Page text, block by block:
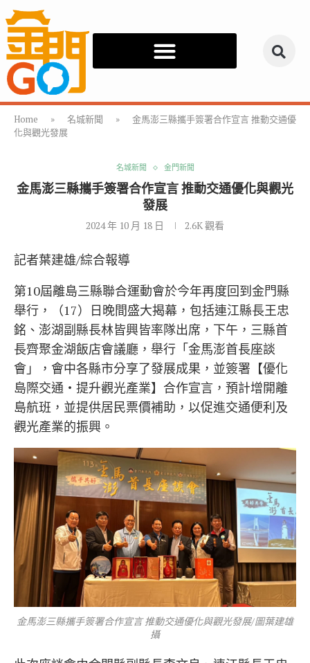
Home » 名城新聞 »
金馬澎三縣攜手簽署合作宣言 推動交通優
化與觀光發展
名城新聞 金門新聞
金馬澎三縣攜手簽署合作宣言 推動交通優化與觀光
發展
2024 年 10 月 18 日 2.6K觀看
記者葉建雄/綜合報導
第10屆離島三縣聯合運動會於今年再度回到金門縣
舉行，（17）日晚間盛大揭幕，包括連江縣長王忠
銘、澎湖副縣長林皆興皆率隊出席，下午，三縣首
長齊聚金湖飯店會議廳，舉行「金馬澎首長座談
會」，會中各縣市分享了發展成果，並簽署【優化
島際交通・提升觀光產業】合作宣言，預計增開離
島航班，並提供居民票價補助，以促進交通便利及
觀光產業的振興。
金馬澎三縣攜手簽署合作宣言 推動交通優化與觀光發展/圖葉建雄
攝